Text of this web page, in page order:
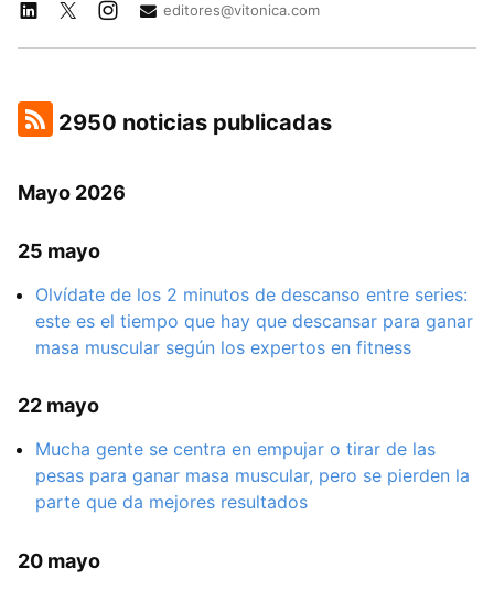
editores@vitonica.com
2950 noticias publicadas
Mayo 2026
25 mayo
Olvídate de los 2 minutos de descanso entre series:
este es el tiempo que hay que descansar para ganar
masa muscular según los expertos en fitness
22 mayo
Mucha gente se centra en empujar o tirar de las
pesas para ganar masa muscular, pero se pierden la
parte que da mejores resultados
20 mayo